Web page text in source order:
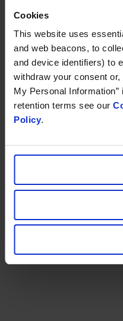
Cookies
This website uses
and web beacons, to
and device identifiers) to
withdraw your consent
My Personal
retention terms see our
Policy.